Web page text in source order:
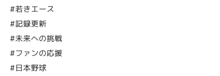
#若きエース
#記録更新
#未来への挑戦
#ファンの応援
#日本野球